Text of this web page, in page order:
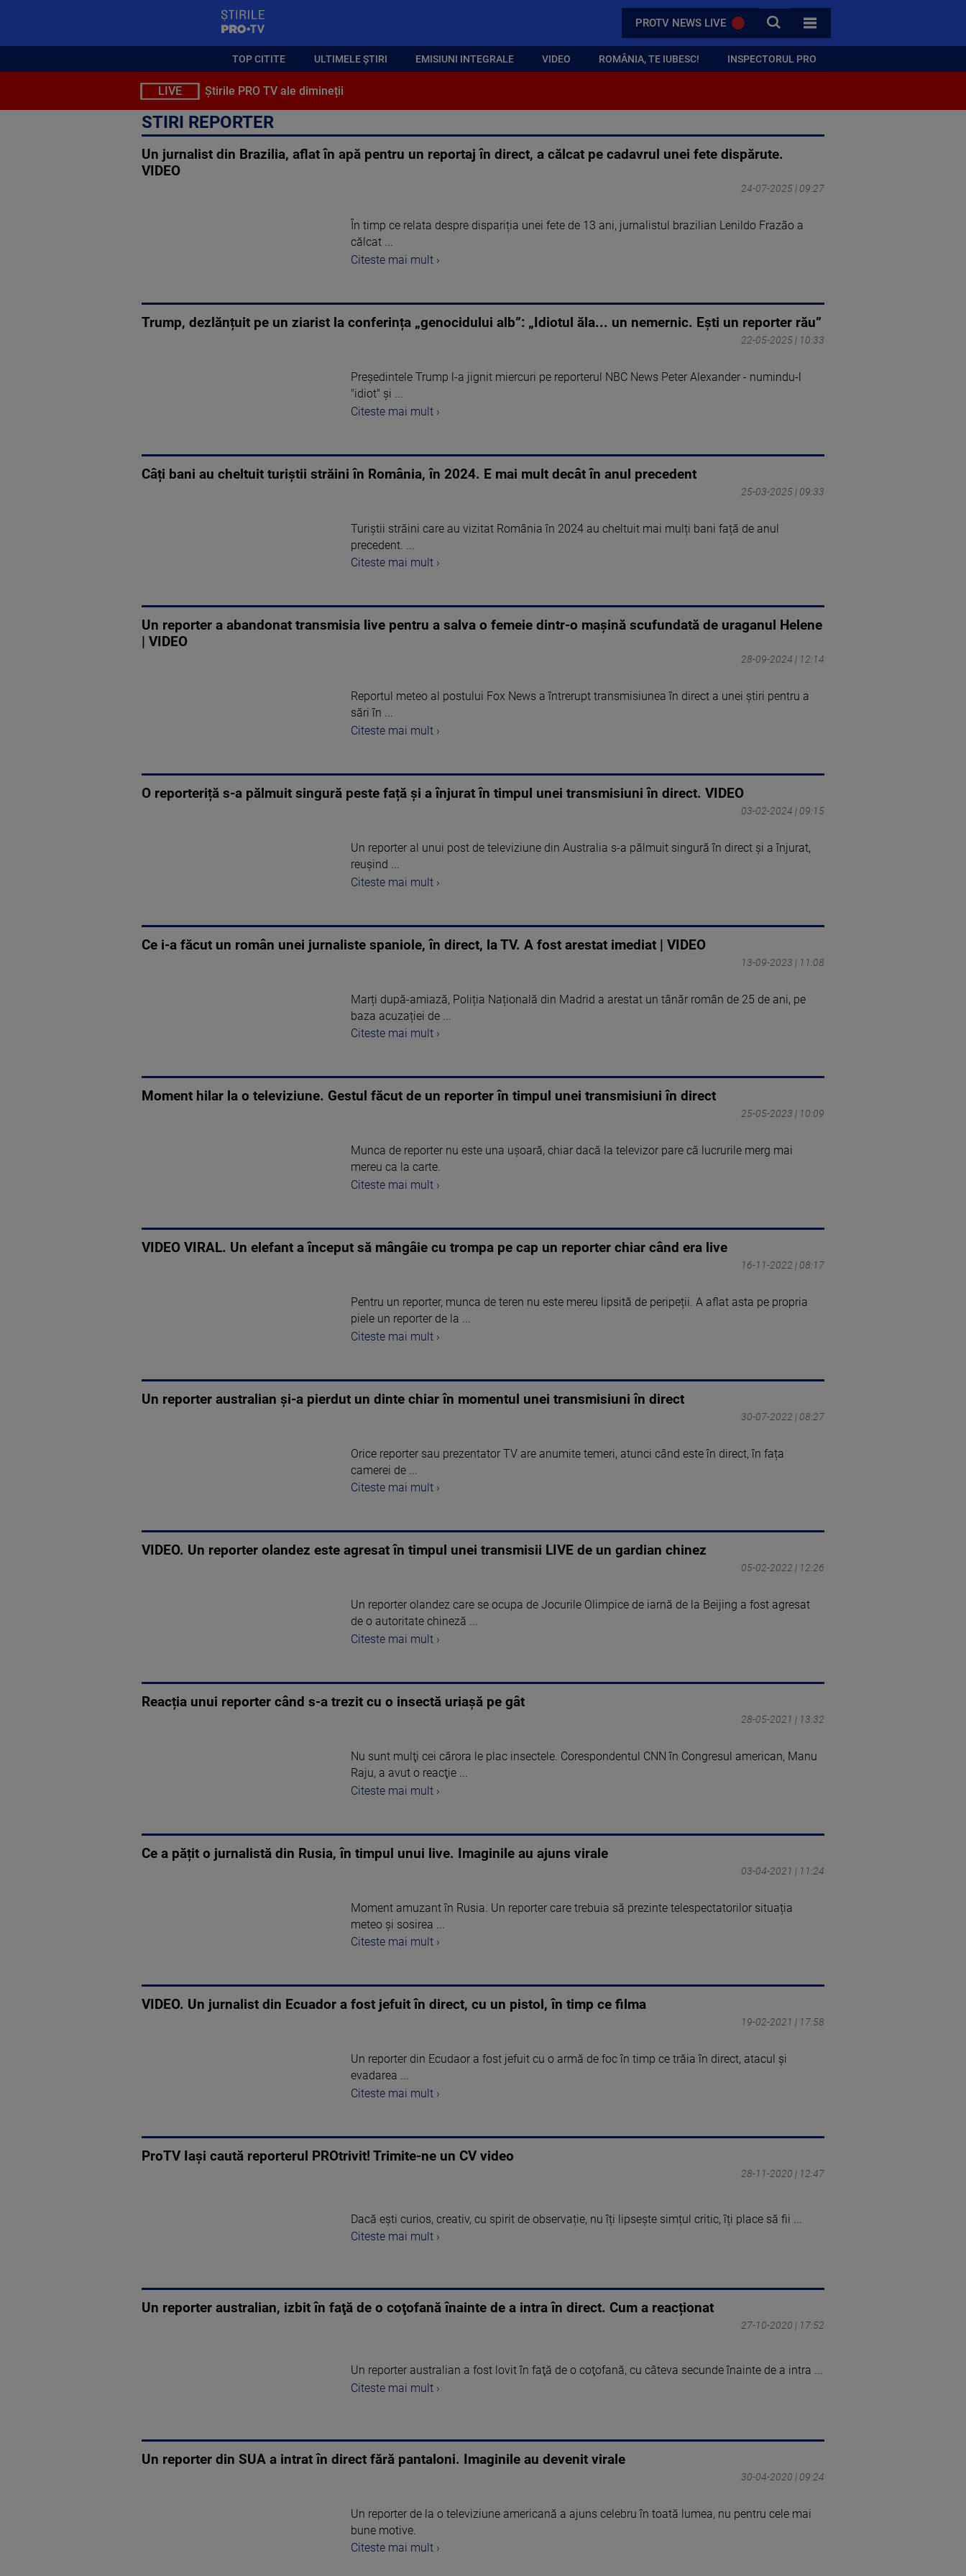
PROTV NEWS LIVE CAUTA
TOATE CATEGORIILE
TOP CITITE ULTIMELE ȘTIRI EMISIUNI INTEGRALE VIDEO ROMÂNIA, TE IUBESC! INSPECTORUL PRO
LIVE Știrile PRO TV ale dimineții
STIRI REPORTER
Un jurnalist din Brazilia, aflat în apă pentru un reportaj în direct, a călcat pe cadavrul unei fete dispărute.
VIDEO
24-07-2025 | 09:27
În timp ce relata despre dispariția unei fete de 13 ani, jurnalistul brazilian Lenildo Frazão a
călcat ...
Citeste mai mult ›
Trump, dezlănțuit pe un ziarist la conferința „genocidului alb”: „Idiotul ăla... un nemernic. Ești un reporter rău”
22-05-2025 | 10:33
Președintele Trump l-a jignit miercuri pe reporterul NBC News Peter Alexander - numindu-l
"idiot" și ...
Citeste mai mult ›
Câți bani au cheltuit turiștii străini în România, în 2024. E mai mult decât în anul precedent
25-03-2025 | 09:33
Turiștii străini care au vizitat România în 2024 au cheltuit mai mulți bani față de anul
precedent. ...
Citeste mai mult ›
Un reporter a abandonat transmisia live pentru a salva o femeie dintr-o mașină scufundată de uraganul Helene
| VIDEO
28-09-2024 | 12:14
Reportul meteo al postului Fox News a întrerupt transmisiunea în direct a unei știri pentru a
sări în ...
Citeste mai mult ›
O reporteriță s-a pălmuit singură peste față și a înjurat în timpul unei transmisiuni în direct. VIDEO
03-02-2024 | 09:15
Un reporter al unui post de televiziune din Australia s-a pălmuit singură în direct și a înjurat,
reușind ...
Citeste mai mult ›
Ce i-a făcut un român unei jurnaliste spaniole, în direct, la TV. A fost arestat imediat | VIDEO
13-09-2023 | 11:08
Marți după-amiază, Poliția Națională din Madrid a arestat un tânăr român de 25 de ani, pe
baza acuzației de ...
Citeste mai mult ›
Moment hilar la o televiziune. Gestul făcut de un reporter în timpul unei transmisiuni în direct
25-05-2023 | 10:09
Munca de reporter nu este una ușoară, chiar dacă la televizor pare că lucrurile merg mai
mereu ca la carte.
Citeste mai mult ›
VIDEO VIRAL. Un elefant a început să mângâie cu trompa pe cap un reporter chiar când era live
16-11-2022 | 08:17
Pentru un reporter, munca de teren nu este mereu lipsită de peripeții. A aflat asta pe propria
piele un reporter de la ...
Citeste mai mult ›
Un reporter australian și-a pierdut un dinte chiar în momentul unei transmisiuni în direct
30-07-2022 | 08:27
Orice reporter sau prezentator TV are anumite temeri, atunci când este în direct, în fața
camerei de ...
Citeste mai mult ›
VIDEO. Un reporter olandez este agresat în timpul unei transmisii LIVE de un gardian chinez
05-02-2022 | 12:26
Un reporter olandez care se ocupa de Jocurile Olimpice de iarnă de la Beijing a fost agresat
de o autoritate chineză ...
Citeste mai mult ›
Reacția unui reporter când s-a trezit cu o insectă uriașă pe gât
28-05-2021 | 13:32
Nu sunt mulţi cei cărora le plac insectele. Corespondentul CNN în Congresul american, Manu
Raju, a avut o reacţie ...
Citeste mai mult ›
Ce a pățit o jurnalistă din Rusia, în timpul unui live. Imaginile au ajuns virale
03-04-2021 | 11:24
Moment amuzant în Rusia. Un reporter care trebuia să prezinte telespectatorilor situația
meteo și sosirea ...
Citeste mai mult ›
VIDEO. Un jurnalist din Ecuador a fost jefuit în direct, cu un pistol, în timp ce filma
19-02-2021 | 17:58
Un reporter din Ecudaor a fost jefuit cu o armă de foc în timp ce trăia în direct, atacul și
evadarea ...
Citeste mai mult ›
ProTV Iași caută reporterul PROtrivit! Trimite-ne un CV video
28-11-2020 | 12:47
Dacă ești curios, creativ, cu spirit de observație, nu îți lipsește simțul critic, îți place să fii ...
Citeste mai mult ›
Un reporter australian, izbit în faţă de o coţofană înainte de a intra în direct. Cum a reacționat
27-10-2020 | 17:52
Un reporter australian a fost lovit în faţă de o coţofană, cu câteva secunde înainte de a intra ...
Citeste mai mult ›
Un reporter din SUA a intrat în direct fără pantaloni. Imaginile au devenit virale
30-04-2020 | 09:24
Un reporter de la o televiziune americană a ajuns celebru în toată lumea, nu pentru cele mai
bune motive.
Citeste mai mult ›